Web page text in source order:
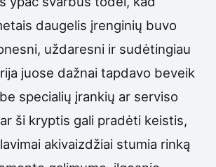
daugelis įrenginių buvo
uždaresni ir sudėtingiau
juose dažnai tapdavo beveik
specialių įrankių ar serviso
ši kryptis gali pradėti keistis,
akivaizdžiai stumia rinką